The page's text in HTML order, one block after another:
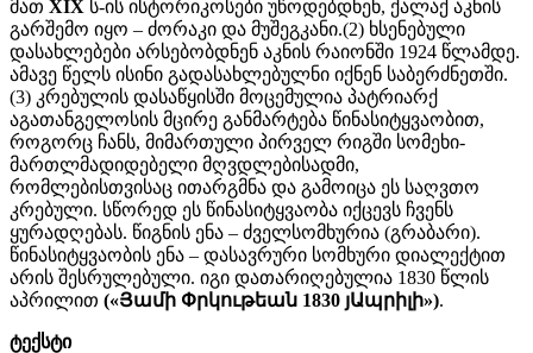
მათ XIX ს-ის ისტორიკოსები უწოდებდნენ, ქალაქ აკნის
გარშემო იყო – ძორაკი და მუშეგკანი.(2) ხსენებული
დასახლებები არსებობდნენ აკნის რაიონში 1924 წლამდე.
ამავე წელს ისინი გადასახლებულნი იქნენ საბერძნეთში.
(3) კრებულის დასაწყისში მოცემულია პატრიარქ
აგათანგელოსის მცირე განმარტება წინასიტყვაობით,
როგორც ჩანს, მიმართული პირველ რიგში სომეხი-
მართლმადიდებელი მღვდლებისადმი,
რომლებისთვისაც ითარგმნა და გამოიცა ეს საღვთო
კრებული. სწორედ ეს წინასიტყვაობა იქცევს ჩვენს
ყურადღებას. წიგნის ენა – ძველსომხურია (გრაბარი).
წინასიტყვაობის ენა – დასავრური სომხური დიალექტით
არის შესრულებული. იგი დათარიღებულია 1830 წლის
აპრილით («Յամի Փրկութեան 1830 յԱպրիլի»).
ტექსტი